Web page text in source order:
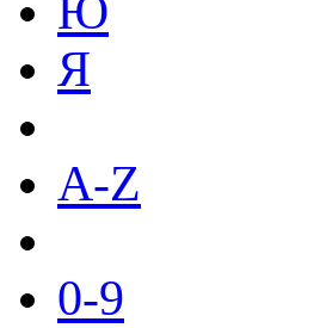
Ю
Я
A-Z
0-9